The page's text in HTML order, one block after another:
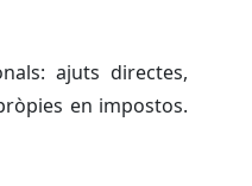
ajuts directes,
en impostos.